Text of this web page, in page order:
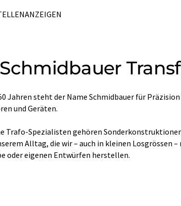
Jahren steht der Name Schmidbauer für
und Geräten.
Trafo-Spezialisten gehören
Alltag, die wir – auch in kleinen Losgrössen –
oder eigenen Entwürfen herstellen.